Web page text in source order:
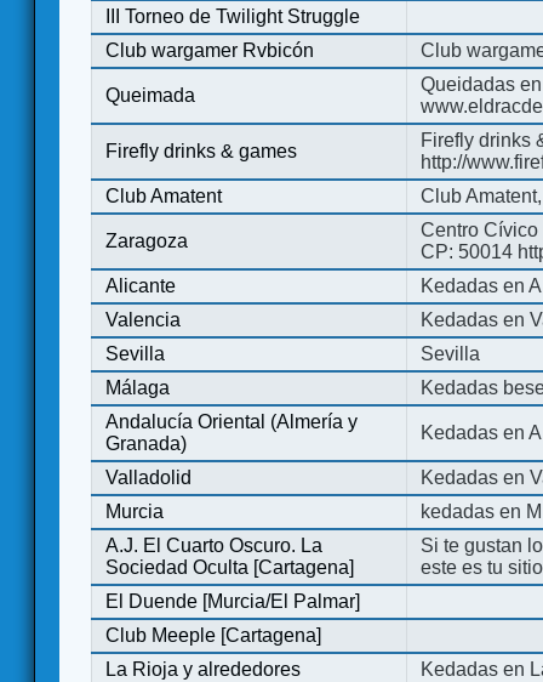
III Torneo de Twilight Struggle
Club wargamer Rvbicón
Club
Queimada
Queidadas
Firefly drinks & games
Firefly drinks
http://
Club Amatent
Club
Zaragoza
Centro Cívico
CP: 50014
Alicante
Kedadas en
Valencia
Kedadas en
Sevilla
Sevilla
Málaga
Kedadas
Andalucía Oriental (Almería y
Granada)
Kedadas en
Valladolid
Kedadas en
Murcia
kedadas en
A.J. El Cuarto Oscuro. La
Sociedad Oculta [Cartagena]
Si te gustan
este es tu
El Duende [Murcia/El Palmar]
Club Meeple [Cartagena]
La Rioja y alrededores
Kedadas en